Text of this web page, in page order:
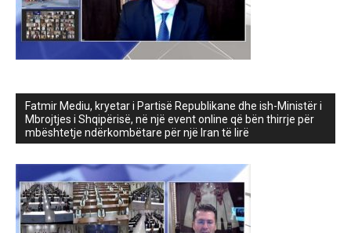
Fatmir Mediu, kryetar i Partisë Republikane dhe ish-Ministër i
Mbrojtjes i Shqipërisë, në një event online që bën thirrje për
mbështetje ndërkombëtare për një Iran të lirë